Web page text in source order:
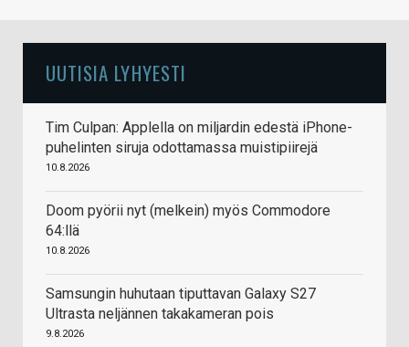
UUTISIA LYHYESTI
Tim Culpan: Applella on miljardin edestä iPhone-
puhelinten siruja odottamassa muistipiirejä
10.8.2026
Doom pyörii nyt (melkein) myös Commodore
64:llä
10.8.2026
Samsungin huhutaan tiputtavan Galaxy S27
Ultrasta neljännen takakameran pois
9.8.2026